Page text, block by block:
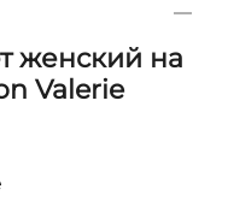
женский на
Valerie